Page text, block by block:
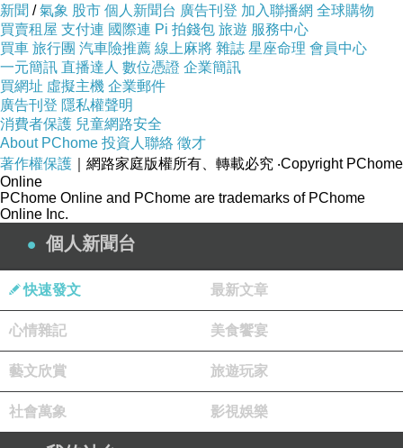
新聞 /氣象 股市 個人新聞台 廣告刊登 加入聯播網 全球購物
買賣租屋 支付連 國際連 Pi 拍錢包 旅遊 服務中心
買車 旅行團 汽車險推薦 線上麻將 雜誌 星座命理 會員中心
一元簡訊 直播達人 數位憑證 企業簡訊
買網址 虛擬主機 企業郵件
廣告刊登 隱私權聲明
消費者保護 兒童網路安全
About PChome 投資人聯絡 徵才
著作權保護 ｜網路家庭版權所有、轉載必究 ‧Copyright PChome
Online
PChome Online and PChome are trademarks of PChome
Online Inc.
個人新聞台
快速發文 最新文章
心情雜記 美食饗宴
藝文欣賞 旅遊玩家
社會萬象 影視娛樂